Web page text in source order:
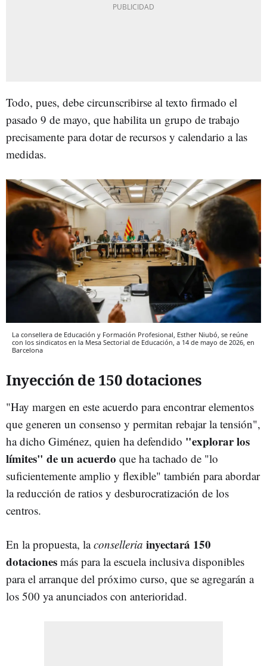
Todo, pues, debe circunscribirse al texto firmado el
pasado 9 de mayo, que habilita un grupo de trabajo
precisamente para dotar de recursos y calendario a las
medidas.
La consellera de Educación y Formación Profesional, Esther Niubó, se reúne
con los sindicatos en la Mesa Sectorial de Educación, a 14 de mayo de 2026, en
Barcelona
Inyección de 150 dotaciones
"Hay margen en este acuerdo para encontrar elementos
que generen un consenso y permitan rebajar la tensión",
ha dicho Giménez, quien ha defendido "explorar los
límites" de un acuerdo que ha tachado de "lo
suficientemente amplio y flexible" también para abordar
la reducción de ratios y desburocratización de los
centros.
En la propuesta, laconselleria inyectará 150
dotaciones más para la escuela inclusiva disponibles
para el arranque del próximo curso, que se agregarán a
los 500 ya anunciados con anterioridad.